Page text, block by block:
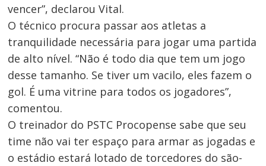
vencer”, declarou Vital.
O técnico procura passar aos atletas a
tranquilidade necessária para jogar uma partida
de alto nível. “Não é todo dia que tem um jogo
desse tamanho. Se tiver um vacilo, eles fazem o
gol. É uma vitrine para todos os jogadores”,
comentou.
O treinador do PSTC Procopense sabe que seu
time não vai ter espaço para armar as jogadas e
o estádio estará lotado de torcedores do são-